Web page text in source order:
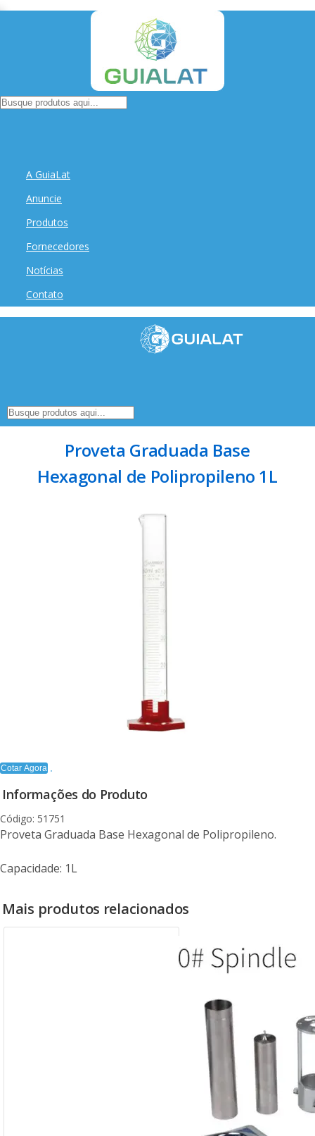
A GuiaLat
Anuncie
Produtos
Fornecedores
Notícias
Contato
Proveta Graduada Base
Hexagonal de Polipropileno 1L
Cotar Agora
Informações do Produto
Código: 51751
Proveta Graduada Base Hexagonal de Polipropileno.
Capacidade: 1L
Mais produtos relacionados